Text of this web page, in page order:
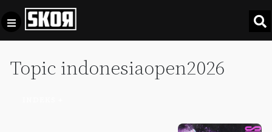
Topic indonesiaopen2026
Football +
Privacy